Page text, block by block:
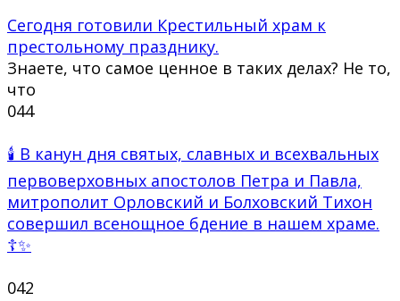
Сегодня готовили Крестильный храм к
престольному празднику.
Знаете, что самое ценное в таких делах? Не то,
что
044
🕯 В канун дня святых, славных и всехвальных
первоверховных апостолов Петра и Павла,
митрополит Орловский и Болховский Тихон
совершил всенощное бдение в нашем храме.
☦✨
042